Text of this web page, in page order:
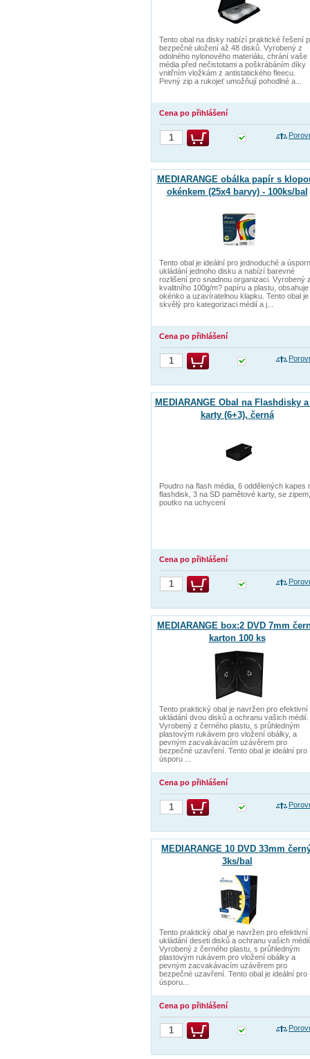
Tento obal na disky nabízí praktické řešení
bezpečné uložení až 48 disků. Vyrobený z
odolného nylonového materiálu, chrání vaše
média před nečistotami a poškrábáním díky
vnitřním vložkám z antistatického fleecu.
Pevný zip a rukojeť umožňují pohodlné a...
Cena po přihlášení
MEDIARANGE obálka papír s
okénkem (25x4 barvy) - 100ks/bal
Tento obal je ideální pro jednoduché a
ukládání jednoho disku a nabízí barevné
rozlišení pro snadnou organizaci. Vyrobený
kvalitního 100g/m? papíru a plastu, obsahuje
okénko a uzavíratelnou klapku. Tento obal je
skvělý pro kategorizaci médií a j...
Cena po přihlášení
MEDIARANGE Obal na Flashdisky a
karty (6+3), černá
Poudro na flash média, 6 oddělených kapes
flashdisk, 3 na SD pamětové karty, se zipem,
poutko na uchycení
Cena po přihlášení
MEDIARANGE box:2 DVD 7mm
karton 100 ks
Tento praktický obal je navržen pro efektivní
ukládání dvou disků a ochranu vašich médií.
Vyrobený z černého plastu, s průhledným
plastovým rukávem pro vložení obálky, a
pevným zacvakávacím uzávěrem pro
bezpečné uzavření. Tento obal je ideální pro
úsporu ...
Cena po přihlášení
MEDIARANGE 10 DVD 33mm
3ks/bal
Tento praktický obal je navržen pro efektivní
ukládání deseti disků a ochranu vašich
Vyrobený z černého plastu, s průhledným
plastovým rukávem pro vložení obálky a
pevným zacvakávacím uzávěrem pro
bezpečné uzavření. Tento obal je ideální pro
úsporu...
Cena po přihlášení